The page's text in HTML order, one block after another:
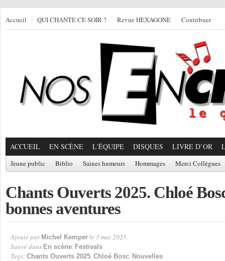
Accueil QUI CHANTE CE SOIR ? Revue HEXAGONE Contribuer
ACCUEIL EN SCÈNE L'ÉQUIPE DISQUES LIVRE D’OR
Jeune public Biblio Saines humeurs Hommages Merci Collègues
Chants Ouverts 2025. Chloé
bonnes aventures
Ajouté par Michel Kemper le 3 mai 2025.
Sauvé dans En scène, Festivals
Tags: Chants Ouverts 2025, Chloé Bosc, Nouvelles